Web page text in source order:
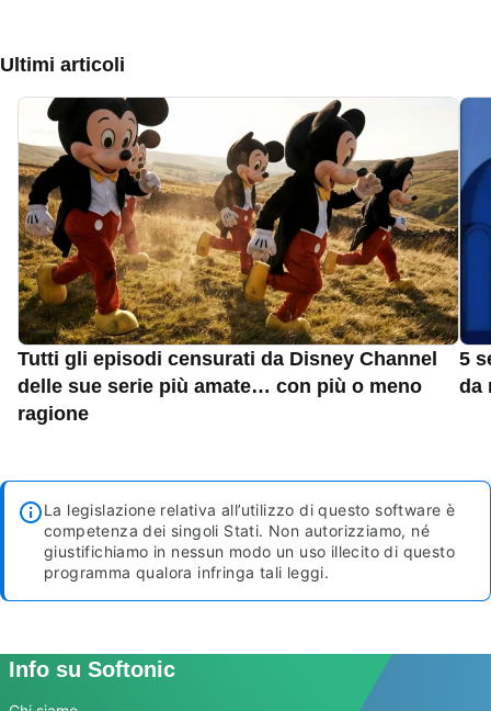
Ultimi articoli
Tutti gli episodi censurati da Disney Channel
delle sue serie più amate… con più o meno
ragione
5
da
La legislazione relativa all’utilizzo di questo software è
competenza dei singoli Stati. Non autorizziamo, né
giustifichiamo in nessun modo un uso illecito di questo
programma qualora infringa tali leggi.
Info su Softonic